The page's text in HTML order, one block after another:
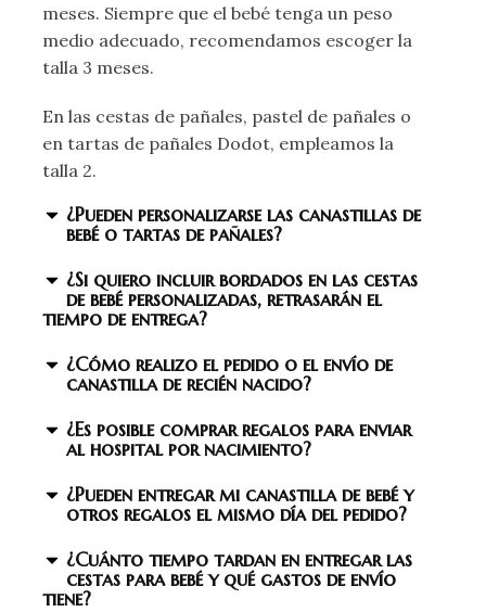
meses. Siempre que el bebé tenga un peso
medio adecuado, recomendamos escoger la
talla 3 meses.
En las cestas de pañales, pastel de pañales o
en tartas de pañales Dodot, empleamos la
talla 2.
¿Pueden personalizarse las canastillas de
bebé o tartas de pañales?
¿Si quiero incluir bordados en las cestas
de bebé personalizadas, retrasarán el
tiempo de entrega?
¿Cómo realizo el pedido o el envío de
canastilla de recién nacido?
¿Es posible comprar regalos para enviar
al hospital por nacimiento?
¿Pueden entregar mi canastilla de bebé y
otros regalos el mismo día del pedido?
¿Cuánto tiempo tardan en entregar las
cestas para bebé y qué gastos de envío
tiene?